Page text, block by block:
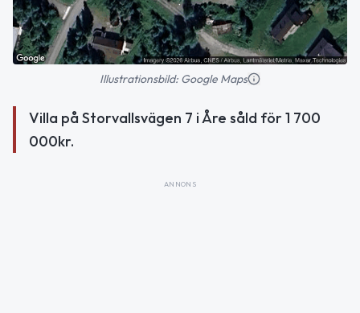
Illustrationsbild: Google Maps
Villa på Storvallsvägen 7 i Åre såld för 1 700
000kr.
ANNONS